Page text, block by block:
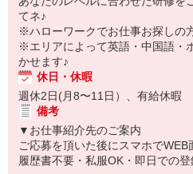
てネ♪
※ハローワークでお仕事お探しの
※エリアによって英語・中国語・
かせます♪
休日・休暇
週休2日(月8〜11日）、有給休暇
備考
▼お仕事紹介先のご案内
ご応募を頂いた後にスマホでWEB
履歴書不要・私服OK・即日での